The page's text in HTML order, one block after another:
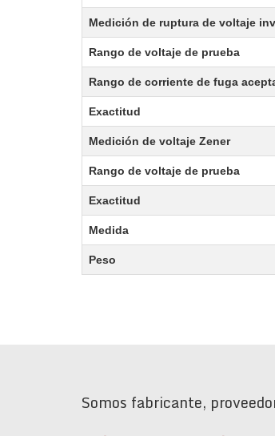
Medición de ruptura de voltaje
Rango de voltaje de prueba
Rango de corriente de fuga
Exactitud
Medición de voltaje Zener
Rango de voltaje de prueba
Exactitud
Medida
Peso
Somos fabricante,